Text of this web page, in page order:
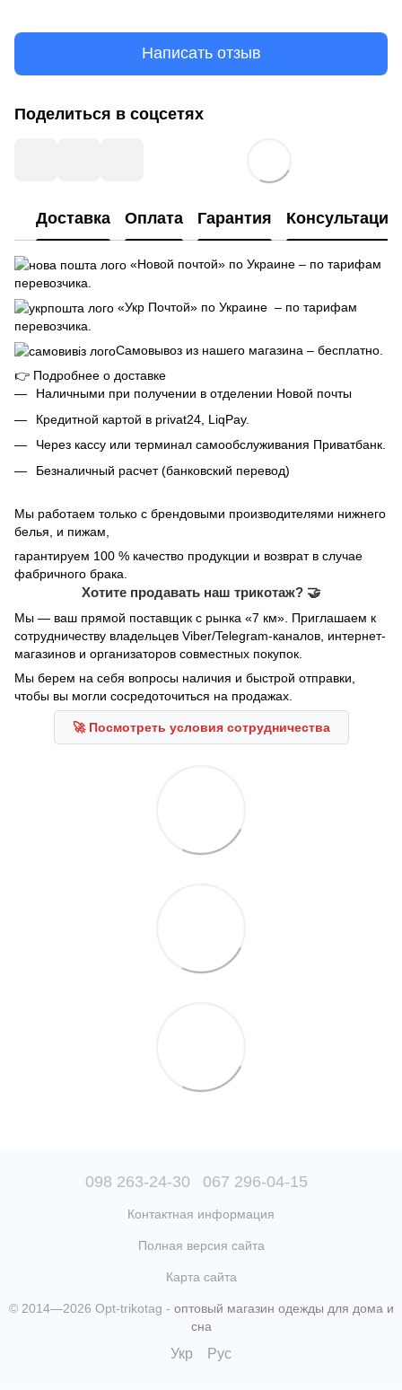
Написать отзыв
Поделиться в соцсетях
Доставка Оплата Гарантия Консультация
«Новой почтой» по Украине – по тарифам
перевозчика.
«Укр Почтой» по Украине – по тарифам
перевозчика.
Самовывоз из нашего магазина – бесплатно.
👉 Подробнее о доставке
Наличными при получении в отделении Новой почты
Кредитной картой в privat24, LiqPay.
Через кассу или терминал самообслуживания Приватбанк.
Безналичный расчет (банковский перевод)
Мы работаем только с брендовыми производителями нижнего
белья, и пижам,
гарантируем 100 % качество продукции и возврат в случае
фабричного брака.
Хотите продавать наш трикотаж? 🤝
Мы — ваш прямой поставщик с рынка «7 км». Приглашаем к
сотрудничеству владельцев Viber/Telegram-каналов, интернет-
магазинов и организаторов совместных покупок.
Мы берем на себя вопросы наличия и быстрой отправки,
чтобы вы могли сосредоточиться на продажах.
🚀 Посмотреть условия сотрудничества
098 263-24-30 067 296-04-15
Контактная информация
Полная версия сайта
Карта сайта
© 2014—2026 Opt-trikotag - оптовый магазин одежды для дома и
сна
Укр Рус